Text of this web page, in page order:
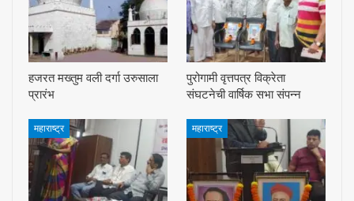
हजरत मख्तुम वली दर्गा उरुसाला
प्रारंभ
पुरोगामी वृत्तपत्र विक्रेता
संघटनेची वार्षिक सभा संपन्न
महाराष्ट्र महाराष्ट्र